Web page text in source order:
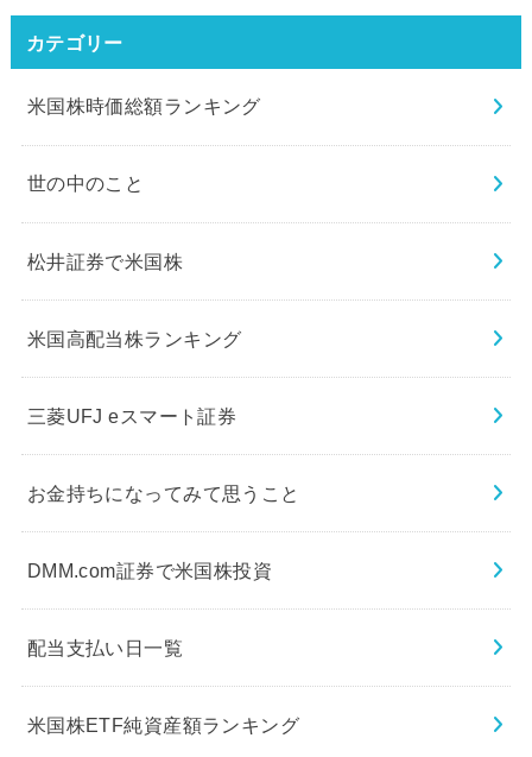
カテゴリー
米国株時価総額ランキング
世の中のこと
松井証券で米国株
米国高配当株ランキング
三菱UFJ eスマート証券
お金持ちになってみて思うこと
DMM.com証券で米国株投資
配当支払い日一覧
米国株ETF純資産額ランキング